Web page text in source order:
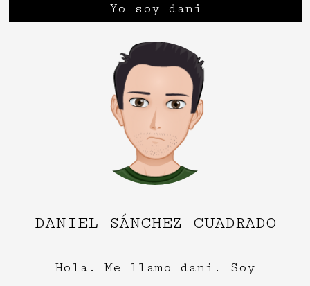
Yo soy dani
DANIEL SÁNCHEZ CUADRADO
Hola. Me llamo dani. Soy